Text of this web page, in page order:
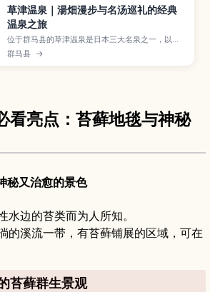
草津温泉｜湯畑漫步与名汤巡礼的经典
温泉之旅
位于群马县的草津温泉是日本三大名泉之一，以象
征性景点“汤畑”、高酸性的泉质和传统的“揉汤”表
演而闻名。本文介绍草津温泉的特色泉水、推荐的
群马县 →
看亮点：苔藓地毯与神秘
秘又治愈的景色
水边的苔类而为人所知。
的溪流一带，有苔藓铺展的区域，可在
苔藓群生景观